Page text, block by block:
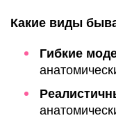
Какие виды
Гибкие